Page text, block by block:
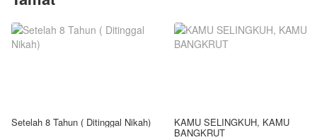
Setelah 8 Tahun ( Ditinggal Nikah) KAMU SELINGKUH, KAMU
BANGKRUT